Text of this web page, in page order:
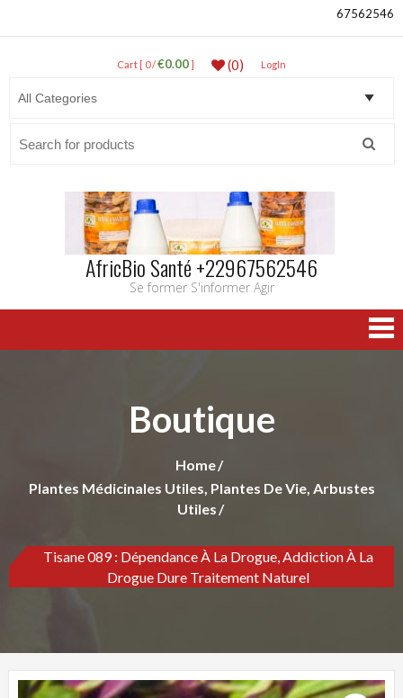
67562546
Cart [ 0 /€0.00] (0) LogIn
AfricBio Santé +22967562546
Se former S'informer Agir
Boutique
Home
Plantes Médicinales Utiles, Plantes De Vie, Arbustes
Utiles
Tisane 089 : Dépendance À La Drogue, Addiction À La
Drogue Dure Traitement Naturel